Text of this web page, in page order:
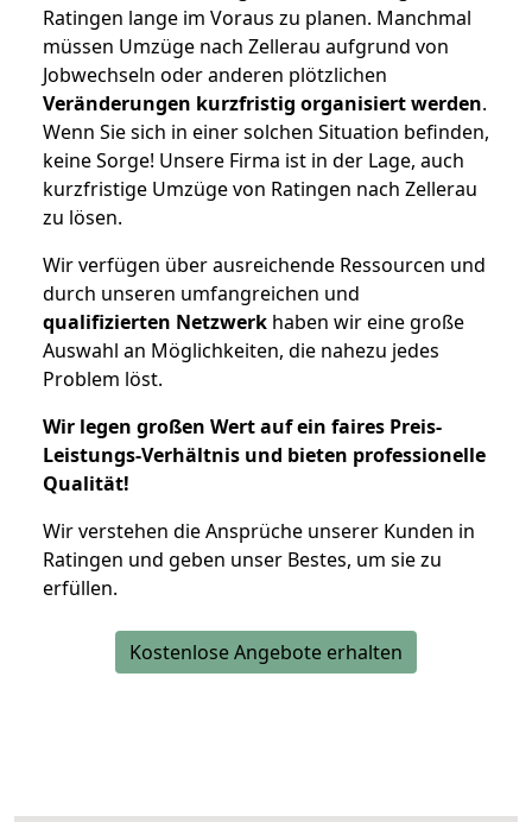
Ratingen lange im Voraus zu planen. Manchmal
müssen Umzüge nach Zellerau aufgrund von
Jobwechseln oder anderen plötzlichen
Veränderungen kurzfristig organisiert werden.
Wenn Sie sich in einer solchen Situation befinden,
keine Sorge! Unsere Firma ist in der Lage, auch
kurzfristige Umzüge von Ratingen nach Zellerau
zu lösen.
Wir verfügen über ausreichende Ressourcen und
durch unseren umfangreichen und
qualifizierten Netzwerk haben wir eine große
Auswahl an Möglichkeiten, die nahezu jedes
Problem löst.
Wir legen großen Wert auf ein faires Preis-
Leistungs-Verhältnis und bieten professionelle
Qualität!
Wir verstehen die Ansprüche unserer Kunden in
Ratingen und geben unser Bestes, um sie zu
erfüllen.
Kostenlose Angebote erhalten